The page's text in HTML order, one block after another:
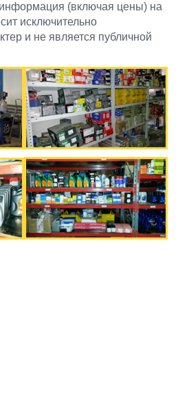
(включая цены) на
исключительно
и не является публичной